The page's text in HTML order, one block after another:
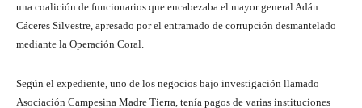
una coalición de funcionarios que encabezaba el mayor general Adán
Cáceres Silvestre, apresado por el entramado de corrupción desmantelado
mediante la Operación Coral.
Según el expediente, uno de los negocios bajo investigación llamado
Asociación Campesina Madre Tierra, tenía pagos de varias instituciones